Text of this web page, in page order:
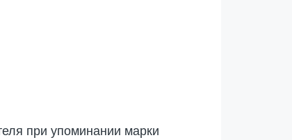
при упоминании марки